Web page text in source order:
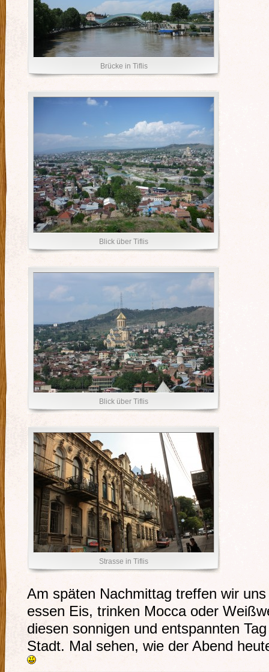
Brücke in Tiflis
Blick über Tiflis
Blick über Tiflis
Strasse in Tiflis
Am späten Nachmittag treffen wir
essen Eis, trinken Mocca oder
diesen sonnigen und entspannten
Stadt. Mal sehen, wie der Abend